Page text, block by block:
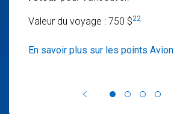
Valeur du voyage : 750 $22
En savoir plus sur les points Avion